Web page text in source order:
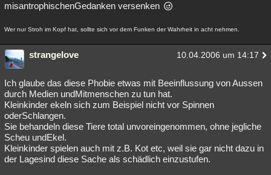
misantrophischenGedanken versenken
Wer nur Stroh im Kopf hat, sollte sich vor dem Funken der Wahrheit in acht nehmen.
strangelove 10.04.2006 um 14:17
Ich glaube das diese Phobie etwas mit Beeinflussung von Aussen
durch Medien undMitmenschen zu tun hat.
Kleinkinder ekeln sich zum Beispiel nicht vor Spinnen
oderSchlangen.
Sie behandeln diese Tiere total unvoreingenommen, ohne jegliche
Scheu undEkel.
Kleinkinder spielen auch mit z.B. Kot etc, weil sie gar nicht dazu in
der Lagesind diese Sache als schädlich einzustufen.